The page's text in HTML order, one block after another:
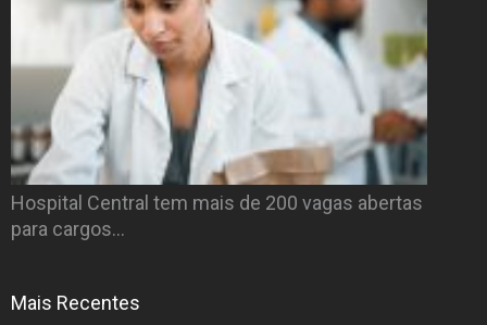
Hospital Central tem mais de 200 vagas abertas
para cargos…
Mais Recentes